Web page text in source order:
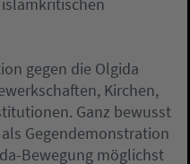
gegen die Olgida
Kirchen,
Ganz bewusst
Gegendemonstration
Bewegung möglichst